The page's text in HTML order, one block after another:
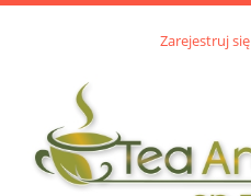
Zarejestruj się